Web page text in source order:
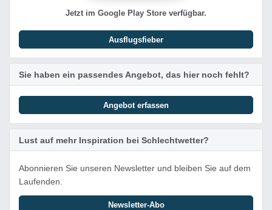
Jetzt im Google Play Store verfügbar.
Ausflugsfieber
Sie haben ein passendes Angebot, das hier noch fehlt?
Angebot erfassen
Lust auf mehr Inspiration bei Schlechtwetter?
Abonnieren Sie unseren Newsletter und bleiben Sie auf dem
Laufenden.
Newsletter-Abo